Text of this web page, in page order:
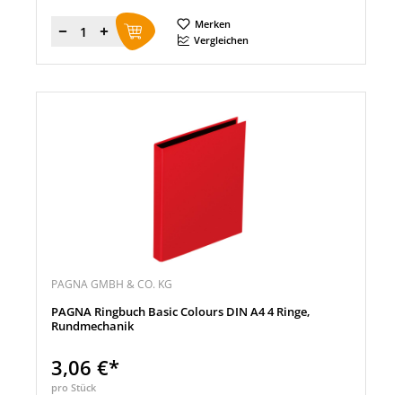
Menge
Merken
Vergleichen
PAGNA GMBH & CO. KG
PAGNA Ringbuch Basic Colours DIN A4 4 Ringe,
Rundmechanik
3,06 €*
pro Stück